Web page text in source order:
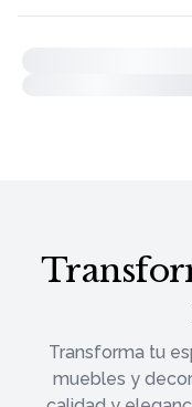
Transforma tu
muebles y